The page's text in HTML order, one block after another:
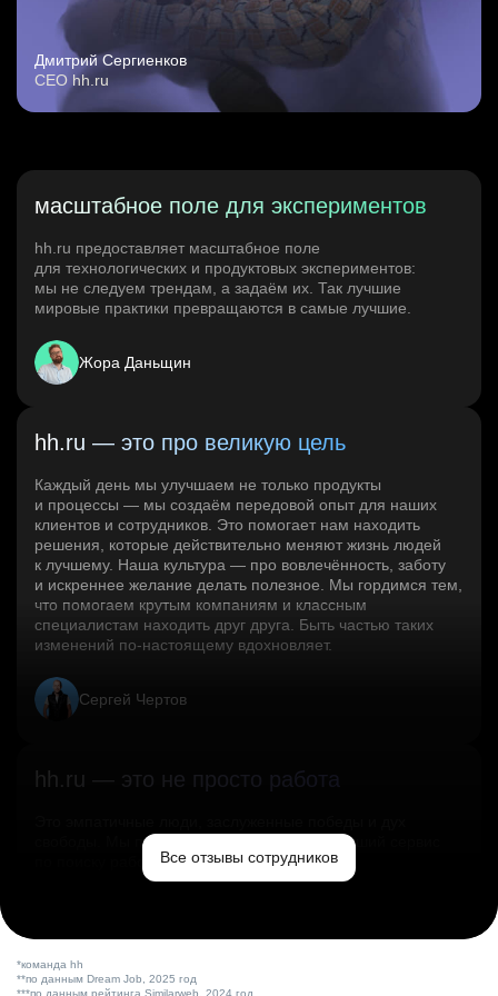
Дмитрий Сергиенков
CEO hh.ru
масштабное поле для экспериментов
hh.ru предоставляет масштабное поле
для технологических и продуктовых экспериментов:
мы не следуем трендам, а задаём их. Так лучшие
мировые практики превращаются в самые лучшие.
Жора Даньщин
hh.ru — это про великую цель
Каждый день мы улучшаем не только продукты
и процессы — мы создаём передовой опыт для наших
клиентов и сотрудников. Это помогает нам находить
решения, которые действительно меняют жизнь людей
к лучшему. Наша культура — про вовлечённость, заботу
и искреннее желание делать полезное. Мы гордимся тем,
что помогаем крутым компаниям и классным
специалистам находить друг друга. Быть частью таких
изменений по‑настоящему вдохновляет.
Сергей Чертов
hh.ru — это не просто работа
свободы. Мы помогаем миру и создаём лучший сервис
по поиску работы в стране.Все отзывы сотрудников
*команда hh
**по данным Dream Job, 2025 год
***по данным рейтинга Similarweb, 2024 год